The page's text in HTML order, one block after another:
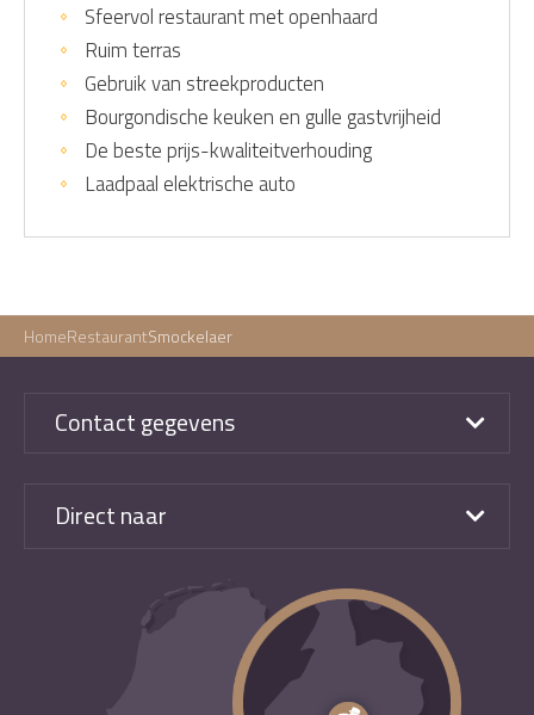
Sfeervol restaurant met openhaard
Ruim terras
Gebruik van streekproducten
Bourgondische keuken en gulle gastvrijheid
De beste prijs-kwaliteitverhouding
Laadpaal elektrische auto
HomeRestaurantSmockelaer
Contact gegevens
Direct naar